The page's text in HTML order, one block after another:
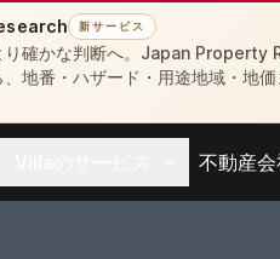
新サービス
り確かな判断へ。Japan Property
地番・ハザード・用途地域・地価
Open resources menuOpen
不動産